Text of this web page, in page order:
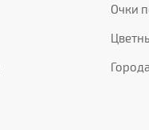
Очки
Города